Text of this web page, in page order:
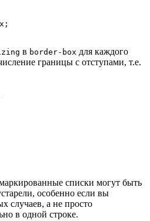
в border-box для каждого
границы с отступами, т.е.
списки могут быть
особенно если вы
случаев, а не просто
в одной строке.